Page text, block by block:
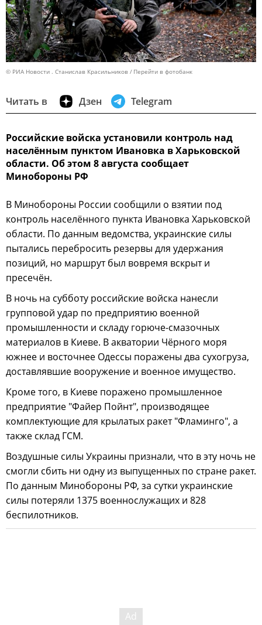
© РИА Новости . Станислав Красильников Перейти в фотобанк
Читать в Дзен Telegram
Российские войска установили контроль над
населённым пунктом Ивановка в Харьковской
области. Об этом 8 августа сообщает
Минобороны РФ
В Минобороны России сообщили о взятии под
контроль населённого пункта Ивановка Харьковской
области. По данным ведомства, украинские силы
пытались перебросить резервы для удержания
позиций, но маршрут был вовремя вскрыт и
пресечён.
В ночь на субботу российские войска нанесли
групповой удар по предприятию военной
промышленности и складу горюче-смазочных
материалов в Киеве. В акватории Чёрного моря
южнее и восточнее Одессы поражены два сухогруза,
доставлявшие вооружение и военное имущество.
Кроме того, в Киеве поражено промышленное
предприятие "Файер Пойнт", производящее
комплектующие для крылатых ракет "Фламинго", а
также склад ГСМ.
Воздушные силы Украины признали, что в эту ночь не
смогли сбить ни одну из выпущенных по стране ракет.
По данным Минобороны РФ, за сутки украинские
силы потеряли 1375 военнослужащих и 828
беспилотников.